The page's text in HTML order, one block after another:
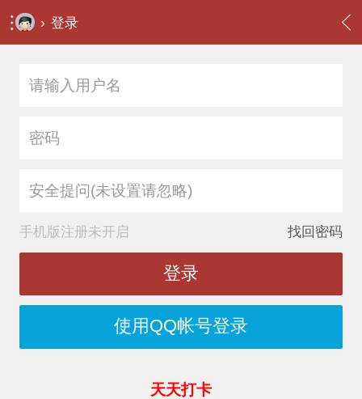
› 登录
安全提问(未设置请忽略)
手机版注册未开启 找回密码
登录
使用QQ帐号登录
天天打卡